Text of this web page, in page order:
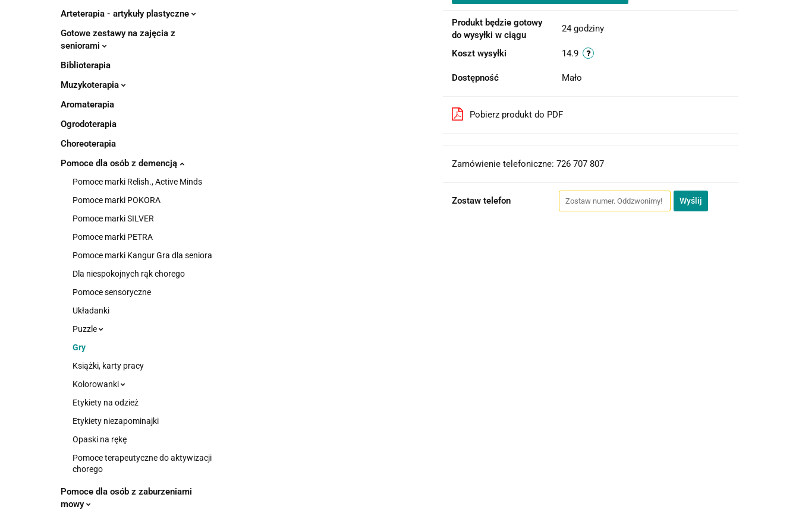
Arteterapia - artykuły plastyczne
Gotowe zestawy na zajęcia z
seniorami
Biblioterapia
Muzykoterapia
Aromaterapia
Ogrodoterapia
Choreoterapia
Pomoce dla osób z demencją
Pomoce marki Relish., Active Minds
Pomoce marki POKORA
Pomoce marki SILVER
Pomoce marki PETRA
Pomoce marki Kangur Gra dla seniora
Dla niespokojnych rąk chorego
Pomoce sensoryczne
Układanki
Puzzle
Gry
Książki, karty pracy
Kolorowanki
Etykiety na odzież
Etykiety niezapominajki
Opaski na rękę
Pomoce terapeutyczne do aktywizacji
chorego
Pomoce dla osób z zaburzeniami
mowy
Produkt będzie gotowy
do wysyłki w ciągu
24 godziny
Koszt wysyłki 14.9
Dostępność Mało
Pobierz produkt do PDF
Zamówienie telefoniczne: 726 707 807
Zostaw telefon Wyślij